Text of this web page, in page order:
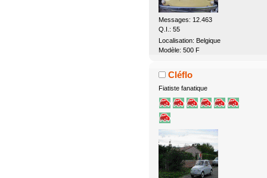
Messages: 12.463
Q.I.: 55
Localisation: Belgique
Modèle: 500 F
Cléflo
Fiatiste fanatique